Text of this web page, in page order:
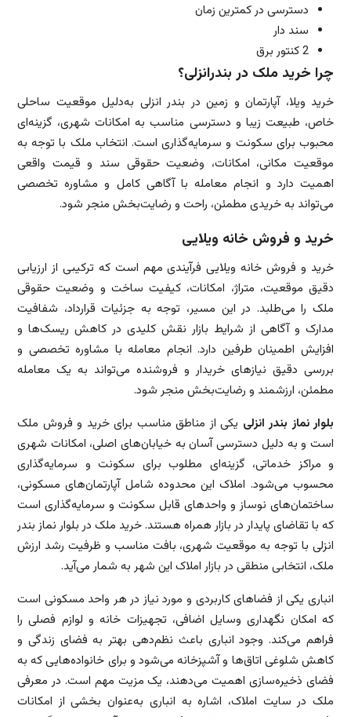
دسترسی در کمترین زمان
سند دار
2 کنتور برق
چرا خرید ملک در بندرانزلی؟
خرید ویلا، آپارتمان و زمین در بندر انزلی به‌دلیل موقعیت ساحلی
خاص، طبیعت زیبا و دسترسی مناسب به امکانات شهری، گزینه‌ای
محبوب برای سکونت و سرمایه‌گذاری است. انتخاب ملک با توجه به
موقعیت مکانی، امکانات، وضعیت حقوقی سند و قیمت واقعی
اهمیت دارد و انجام معامله با آگاهی کامل و مشاوره تخصصی
می‌تواند به خریدی مطمئن، راحت و رضایت‌بخش منجر شود.
خرید و فروش خانه ویلایی
خرید و فروش خانه ویلایی فرآیندی مهم است که ترکیبی از ارزیابی
دقیق موقعیت، متراژ، امکانات، کیفیت ساخت و وضعیت حقوقی
ملک را می‌طلبد. در این مسیر، توجه به جزئیات قرارداد، شفافیت
مدارک و آگاهی از شرایط بازار نقش کلیدی در کاهش ریسک‌ها و
افزایش اطمینان طرفین دارد. انجام معامله با مشاوره تخصصی و
بررسی دقیق نیازهای خریدار و فروشنده می‌تواند به یک معامله
مطمئن، ارزشمند و رضایت‌بخش منجر شود.
بلوار نماز بندر انزلی یکی از مناطق مناسب برای خرید و فروش ملک
است و به دلیل دسترسی آسان به خیابان‌های اصلی، امکانات شهری
و مراکز خدماتی، گزینه‌ای مطلوب برای سکونت و سرمایه‌گذاری
محسوب می‌شود. املاک این محدوده شامل آپارتمان‌های مسکونی،
ساختمان‌های نوساز و واحدهای قابل سکونت و سرمایه‌گذاری است
که با تقاضای پایدار در بازار همراه هستند. خرید ملک در بلوار نماز بندر
انزلی با توجه به موقعیت شهری، بافت مناسب و ظرفیت رشد ارزش
ملک، انتخابی منطقی در بازار املاک این شهر به شمار می‌آید.
انباری یکی از فضاهای کاربردی و مورد نیاز در هر واحد مسکونی است
که امکان نگهداری وسایل اضافی، تجهیزات خانه و لوازم فصلی را
فراهم می‌کند. وجود انباری باعث نظم‌دهی بهتر به فضای زندگی و
کاهش شلوغی اتاق‌ها و آشپزخانه می‌شود و برای خانواده‌هایی که به
فضای ذخیره‌سازی اهمیت می‌دهند، یک مزیت مهم است. در معرفی
ملک در سایت املاک، اشاره به انباری به‌عنوان بخشی از امکانات